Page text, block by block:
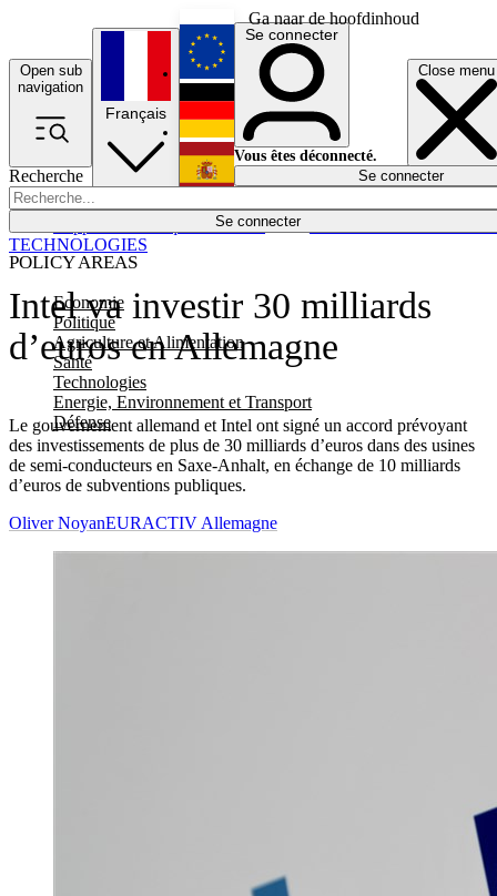
Ga naar de hoofdinhoud
Open sub
navigation
Close menu
Recherche
Se connecter
POLICY AREAS
Economie
Politique
Agriculture et Alimentation
Santé
Technologies
Energie, Environnement et Transport
Défense
Économie
Français
English
Deutsch
Español
Se connecter
Vous êtes déconnecté.
Se connecter
Intel va investir 30 milliards
d’euros en Allemagne
Le gouvernement allemand et Intel ont signé un accord prévoyant
des investissements de plus de 30 milliards d’euros dans des usines
de semi-conducteurs en Saxe-Anhalt, en échange de 10 milliards
d’euros de subventions publiques.
TECHNOLOGIES
Oliver NoyanEURACTIV Allemagne